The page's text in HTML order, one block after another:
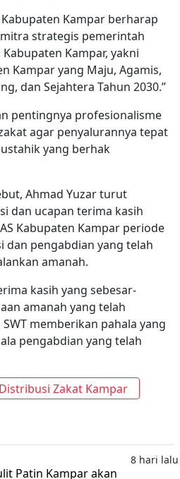
Kampar berharap
strategis pemerintah
Kampar, yakni
Kampar yang Maju, Agamis,
dan Sejahtera Tahun 2030.”
pentingnya profesionalisme
agar penyalurannya tepat
yang berhak
Ahmad Yuzar turut
dan ucapan terima kasih
Kabupaten Kampar periode
dan pengabdian yang telah
amanah.
kasih yang sebesar-
amanah yang telah
memberikan pahala yang
pengabdian yang telah
Distribusi Zakat Kampar
8 hari lalu
Patin Kampar akan